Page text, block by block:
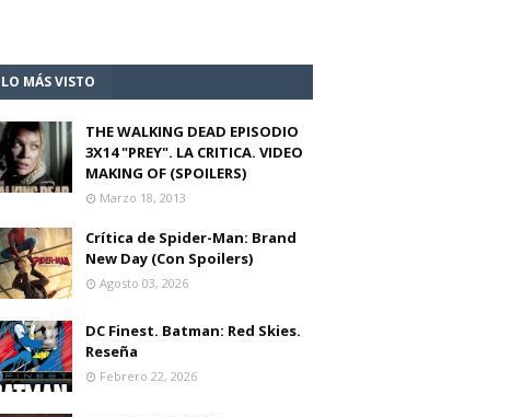
LO MÁS VISTO
THE WALKING DEAD EPISODIO
3X14 "PREY". LA CRITICA. VIDEO
MAKING OF (SPOILERS)
Marzo 18, 2013
Crítica de Spider-Man: Brand
New Day (Con Spoilers)
Agosto 03, 2026
DC Finest. Batman: Red Skies.
Reseña
Febrero 22, 2026